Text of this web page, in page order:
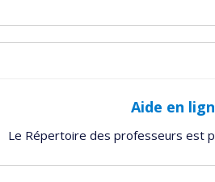
Aide en
Le Répertoire des professeurs est